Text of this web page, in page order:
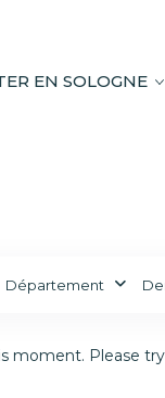
EN SOLOGNE
Département
moment. Please